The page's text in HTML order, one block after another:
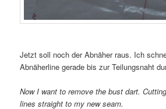
Jetzt soll noch der Abnäher raus. Ich
Abnäherline gerade bis zur Teilungsnaht
Now I want to remove the bust dart.
lines straight to my new seam.